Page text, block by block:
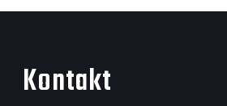
Kontakt